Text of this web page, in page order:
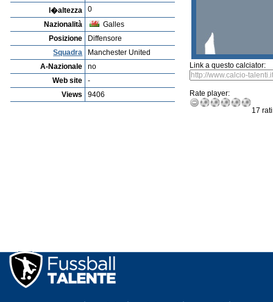
l�altezza
0
Nazionalità
Galles
Posizione
Diffensore
Squadra
Manchester United
A-Nazionale
no
Web site
-
Views
9406
Link a questo calciator:
Rate player:
17